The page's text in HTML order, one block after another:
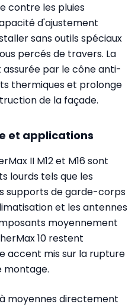
contre les pluies
d'ajustement
sans outils spéciaux
percés de travers. La
par le cône anti-
thermiques et prolonge
de la façade.
et applications
II M12 et M16 sont
lourds tels que les
supports de garde-corps
et les antennes
moyennement
10 restent
accent mis sur la rupture
montage.
moyennes directement